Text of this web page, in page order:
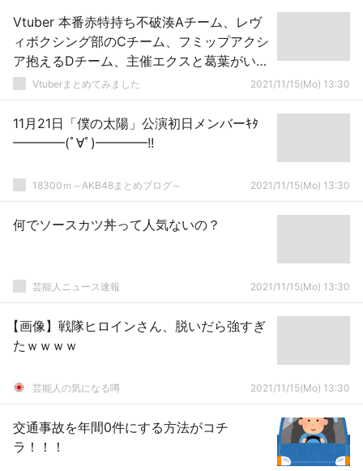
Vtuber 本番赤特持ち不破湊Aチーム、レヴ
ィボクシング部のCチーム、フミップアクシ
ア抱えるDチーム、主催エクスと葛葉がいる
Fチーム、お前らはどこを応援するん
ムもやばいぞｗｗｗ
Vtuberまとめてみました 2021/11/15(Mo) 13:30
11月21日「僕の太陽」公演初日メンバーｷﾀ
━━━━(ﾟ∀ﾟ)━━━━!!
18300ｍ～AKB48まとめブログ～ 2021/11/15(Mo) 13:30
何でソースカツ丼って人気ないの？
芸能人ニュース速報 2021/11/15(Mo) 13:30
【画像】戦隊ヒロインさん、脱いだら強すぎ
たｗｗｗｗ
芸能人の気になる噂 2021/11/15(Mo) 13:30
交通事故を年間0件にする方法がコチ
ラ！！！